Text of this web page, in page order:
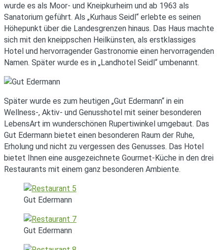
wurde es als Moor- und Kneipkurheim und ab 1963 als
Sanatorium geführt. Als „Kurhaus Seidl“ erlebte es seinen
Höhepunkt über die Landesgrenzen hinaus. Das Haus machte
sich mit den kneippschen Heilkünsten, als erstklassiges
Hotel und hervorragender Gastronomie einen hervorragenden
Namen. Später wurde es in „Landhotel Seidl“ umbenannt.
Später wurde es zum heutigen „Gut Edermann“ in ein
Wellness-, Aktiv- und Genusshotel mit seiner besonderen
LebensArt im wunderschönen Rupertiwinkel umgebaut. Das
Gut Edermann bietet einen besonderen Raum der Ruhe,
Erholung und nicht zu vergessen des Genusses. Das Hotel
bietet Ihnen eine ausgezeichnete Gourmet-Küche in den drei
Restaurants mit einem ganz besonderen Ambiente.
Gut Edermann
Gut Edermann